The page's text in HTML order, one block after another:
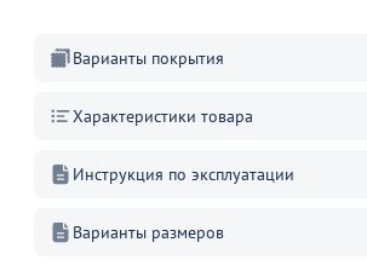
Варианты покрытия
Характеристики товара
Инструкция по эксплуатации
Варианты размеров
Пожизненная
Перейдите, чтобы узнать
подробности